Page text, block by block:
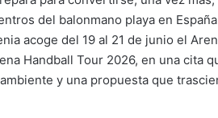
del balonmano playa en
acoge del 19 al 21 de junio el
Handball Tour 2026, en una cita
y una propuesta que